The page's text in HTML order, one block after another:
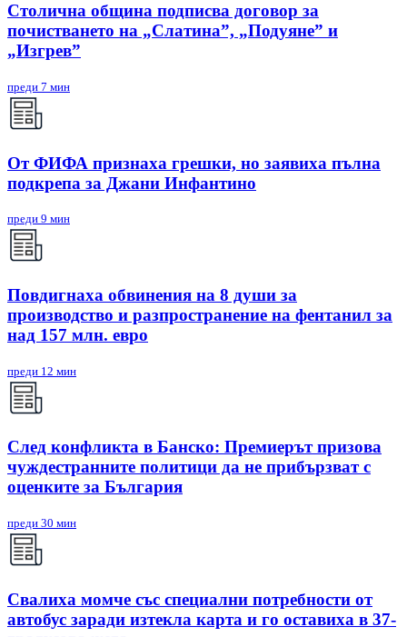
Столична община подписва договор за
почистването на „Слатина”, „Подуяне” и
„Изгрев”
преди 7 мин
От ФИФА признаха грешки, но заявиха пълна
подкрепа за Джани Инфантино
преди 9 мин
Повдигнаха обвинения на 8 души за
производство и разпространение на фентанил за
над 157 млн. евро
преди 12 мин
След конфликта в Банско: Премиерът призова
чуждестранните политици да не прибързват с
оценките за България
преди 30 мин
Свалиха момче със специални потребности от
автобус заради изтекла карта и го оставиха в 37-